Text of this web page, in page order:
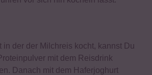
in der der Milchreis kocht, kannst Du
mit dem Reisdrink
Danach mit dem Haferjoghurt